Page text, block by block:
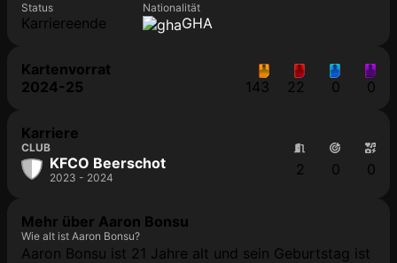
Status
Karriereende
Nationalität
GHA
Kartenvorrat
2024-25
143 22 0 0
Karriere
CLUB
KFCO Beerschot
2023 - 2024 2 0 0
Mehr über Aaron Bonsu
Wie alt ist Aaron Bonsu?
Aaron Bonsu ist 21 Jahre alt und sein Geburtstag ist